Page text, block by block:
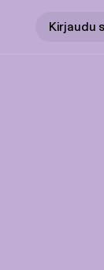
Kirjaudu